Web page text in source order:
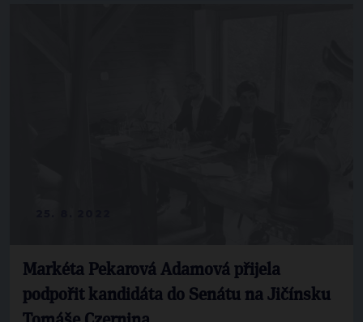
Markéta Pekarová Adamová přijela
podpořit kandidáta do Senátu na Jičínsku